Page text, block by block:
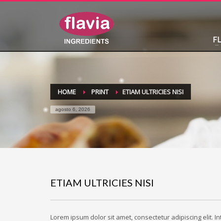
HOME PRINT ETIAM ULTRICIES NISI
agosto 6, 2026
ETIAM ULTRICIES NISI
Lorem ipsum dolor sit amet, consectetur adipiscing elit.